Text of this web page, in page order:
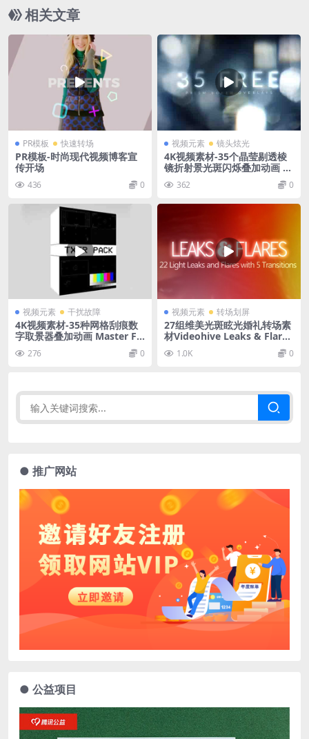
相关文章
PR模板 快速转场
PR模板-时尚现代视频博客宣
传开场
436 0
视频元素 镜头炫光
4K视频素材-35个晶莹剔透棱
镜折射景光斑闪烁叠加动画 Pr
362 0
视频元素 干扰故障
4K视频素材-35种网格刮痕数
字取景器叠加动画 Master Fil
mmaker – TXTR Pack
276 0
视频元素 转场划屏
27组维美光斑眩光婚礼转场素
材Videohive Leaks & Flares
Motion Graphics
1.0K 0
● 推广网站
● 公益项目